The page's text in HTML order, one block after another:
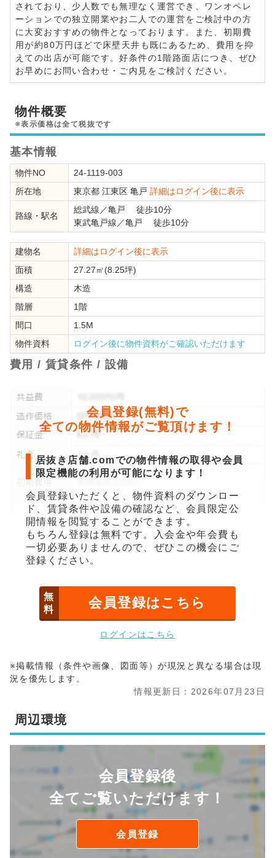
されており、少人数でも無理なく運営でき、ワンオペレ
ーションでの独立開業やお二人での運営をご検討中の方
に大変おすすめの物件となっております。また、初期費
用が約80万円ほどで床壁天井も既にあるため、費用を抑
えての出店が可能です。好条件の1階路面店につき、ぜひ
お早めにお問い合わせ・ご内見をご検討ください。
物件概要
※表示価格は全て税抜です
基本情報
物件NO
24-1119-003
所在地
東京都 江東区 亀戸 詳細はログイン後に表示
路線・駅名
総武線 ／亀戸 徒歩10分
東武亀戸線 ／亀戸 徒歩10分
建物名
詳細はログイン後に表示
面積
27.27㎡(8.25坪)
構造
木造
階層
1階
間口
1.5M
物件資料
ログイン後に物件資料がご確認いただけます
費用 / 賃貸条件 / 設備
会員登録(無料)で
全ての物件情報がご覧頂けます！
居抜き店舗.comでの物件情報の取得や会員
限定機能の利用が可能になります！
会員登録いただくと、物件資料のダウンロー
ド、賃貸条件や設備の確認など、会員限定公
開情報を閲覧することができます。
もちろん登録は無料です。入会金や年会費も
一切必要ありませんので、ぜひこの機会にご
登録ください。
無
料
会員登録はこちら
ログインはこちら
※掲載情報（条件や画像、図面等）が現況と異なる場合は現
況を優先します。
情報更新日：2026年07月23日
周辺環境
会員登録後
全てご覧いただけます！
会員登録